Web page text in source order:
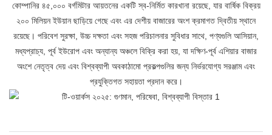
কোম্পানির ৪৫,০০০ বর্গমিটার আয়তনের একটি স্ব-নির্মিত কারখানা রয়েছে, যার বার্ষিক বিক্রয়
২০০ মিলিয়ন ইউয়ান ছাড়িয়ে গেছে এবং এর দেশীয় বাজারের অংশ ক্রমাগত দ্বিতীয় স্থানে
রয়েছে। পরিবেশ সুরক্ষা, উচ্চ দক্ষতা এবং সহজ পরিচালনার সুবিধার সাথে, পণ্যগুলি আসিয়ান,
মধ্যপ্রাচ্য, পূর্ব ইউরোপ এবং অন্যান্য অঞ্চলে বিক্রি করা হয়, যা দক্ষিণ-পূর্ব এশিয়ার বাজার
অংশে নেতৃত্ব দেয় এবং বিশ্বব্যাপী অবকাঠামো প্রকল্পগুলির জন্য নির্ভরযোগ্য সরঞ্জাম এবং
প্রযুক্তিগত সহায়তা প্রদান করে।